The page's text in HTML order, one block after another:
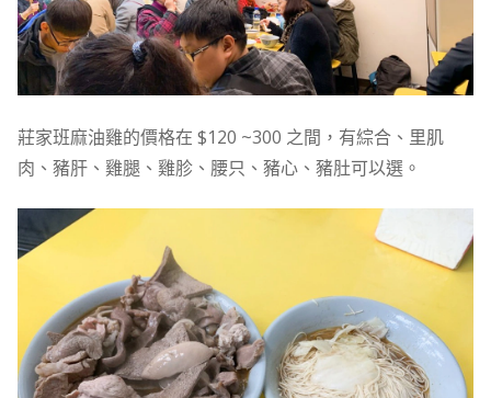
莊家班麻油雞的價格在 $120 ~300 之間，有綜合、里肌
肉、豬肝、雞腿、雞胗、腰只、豬心、豬肚可以選。